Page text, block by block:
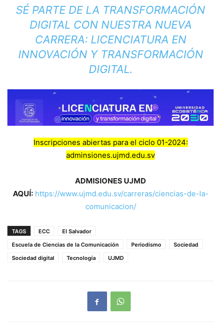
SÉ PARTE DE LA TRANSFORMACIÓN
DIGITAL CON NUESTRA NUEVA
CARRERA: LICENCIATURA EN
INNOVACIÓN Y TRANSFORMACIÓN
DIGITAL.
Inscripciones abiertas para el ciclo 01-2024:
adminsiones.ujmd.edu.sv
ADMISIONES UJMD
AQUÍ: https://www.ujmd.edu.sv/carreras/ciencias-de-la-
comunicacion/
TAGS ECC
El Salvador
Escuela de Ciencias de la Comunicación
Periodismo
Sociedad
Sociedad digital
Tecnología UJMD